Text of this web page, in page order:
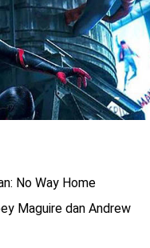
No Way Home
Maguire dan Andrew